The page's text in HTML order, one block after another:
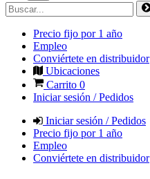
Precio fijo por 1 año
Empleo
Conviértete en distribuidor
Ubicaciones
Carrito 0
Iniciar sesión / Pedidos
Iniciar sesión / Pedidos
Precio fijo por 1 año
Empleo
Conviértete en distribuidor